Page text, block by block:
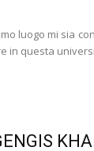
di
luogo mi sia
in questa